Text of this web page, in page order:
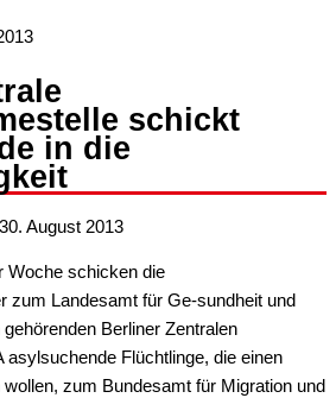
schickt
in die
August 2013
Woche schicken die
zum Landesamt für Ge-sundheit und
Berliner Zentralen
asylsuchende Flüchtlinge, die einen
wollen, zum Bundesamt für Migration und